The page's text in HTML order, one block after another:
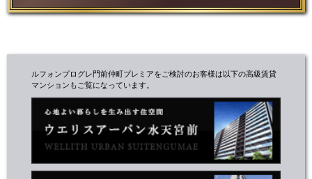
ルフォンプログレ門前仲町プレミアをご検討のお客様は以下の高級賃貸
マンションもご覧になっています。